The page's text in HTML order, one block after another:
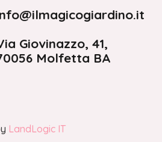
Giovinazzo, 41,
Molfetta BA
LandLogic IT